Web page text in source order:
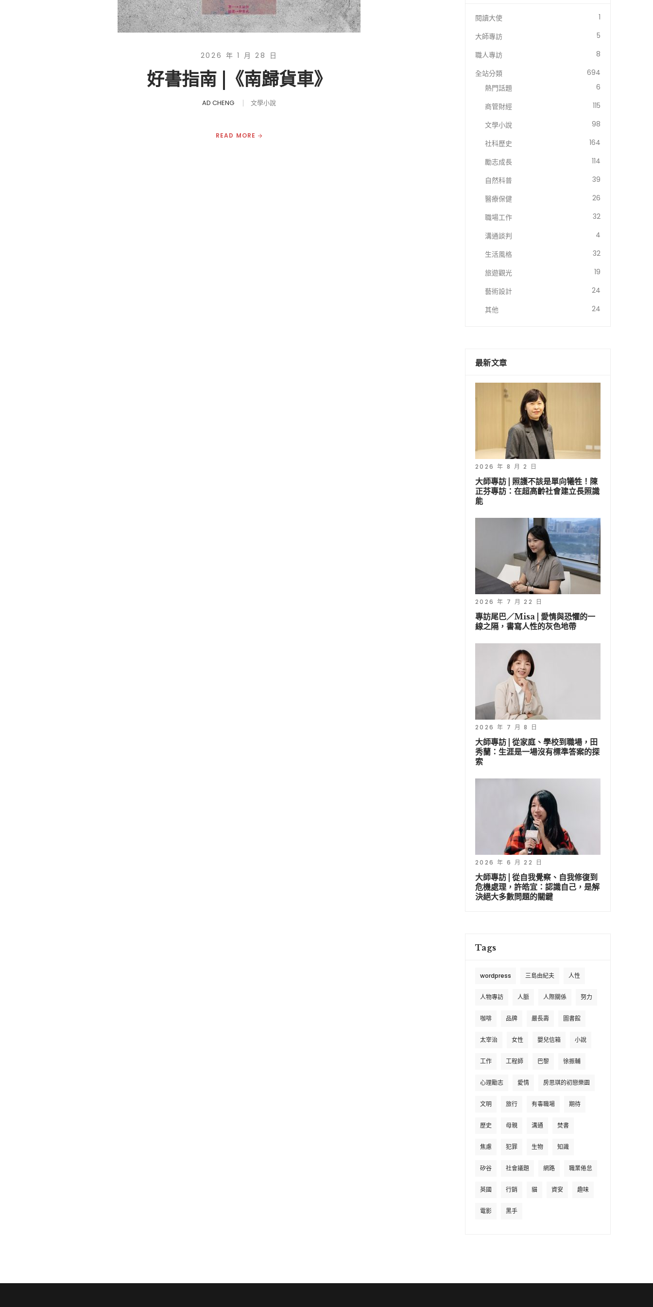
2026 年 1 月 28 日
好書指南 |《南歸貨車》
AD CHENG 文學小說
READ MORE
閱讀大使
1
大師專訪
5
職人專訪
8
全站分類
694
熱門話題
6
商管財經
115
文學小說
98
社科歷史
164
勵志成長
114
自然科普
39
醫療保健
26
職場工作
32
溝通談判
4
生活風格
32
旅遊觀光
19
藝術設計
24
其他
24
最新文章
2026 年 8 月 2 日
大師專訪 | 照護不該是單向犧牲！陳
正芬專訪：在超高齡社會建立長照識
能
2026 年 7 月 22 日
專訪尾巴／Misa | 愛情與恐懼的一
線之隔，書寫人性的灰色地帶
2026 年 7 月 8 日
大師專訪 | 從家庭、學校到職場，田
秀蘭：生涯是一場沒有標準答案的探
索
2026 年 6 月 22 日
大師專訪 | 從自我覺察、自我修復到
危機處理，許皓宜：認識自己，是解
決絕大多數問題的關鍵
Tags
wordpress 三島由紀夫 人性
人物專訪 人脈 人際關係 努力
咖啡 品牌 嚴長壽 圖書館
太宰治 女性 嬰兒信箱 小說
工作 工程師 巴黎 徐振輔
心理勵志 愛情 房思琪的初戀樂園
文明 旅行 有毒職場 期待
歷史 母親 溝通 焚書
焦慮 犯罪 生物 知識
矽谷 社會議題 網路 職業倦怠
英國 行銷 貓 資安 趣味
電影 黑手